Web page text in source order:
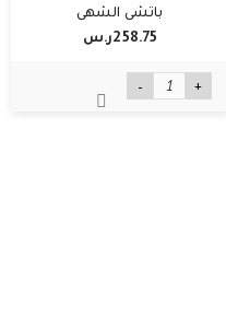
باتشي الشهي
258.75ر.س‏
- +